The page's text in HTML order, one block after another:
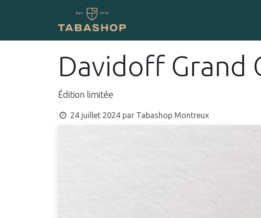
Davidoff Grand
Édition limitée
24 juillet 2024 par Tabashop Montreux